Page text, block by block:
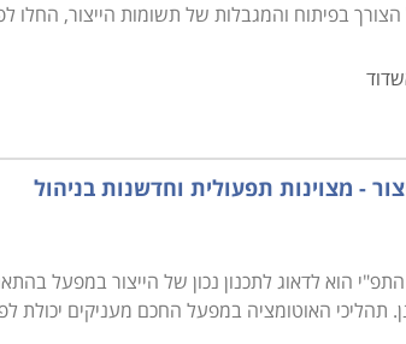
בפיתוח והמגבלות של תשומות הייצור, החלו
- מצוינות תפעולית וחדשנות בניהול
הוא לדאוג לתכנון נכון של הייצור במפעל
תהליכי האוטומציה במפעל החכם מעניקים